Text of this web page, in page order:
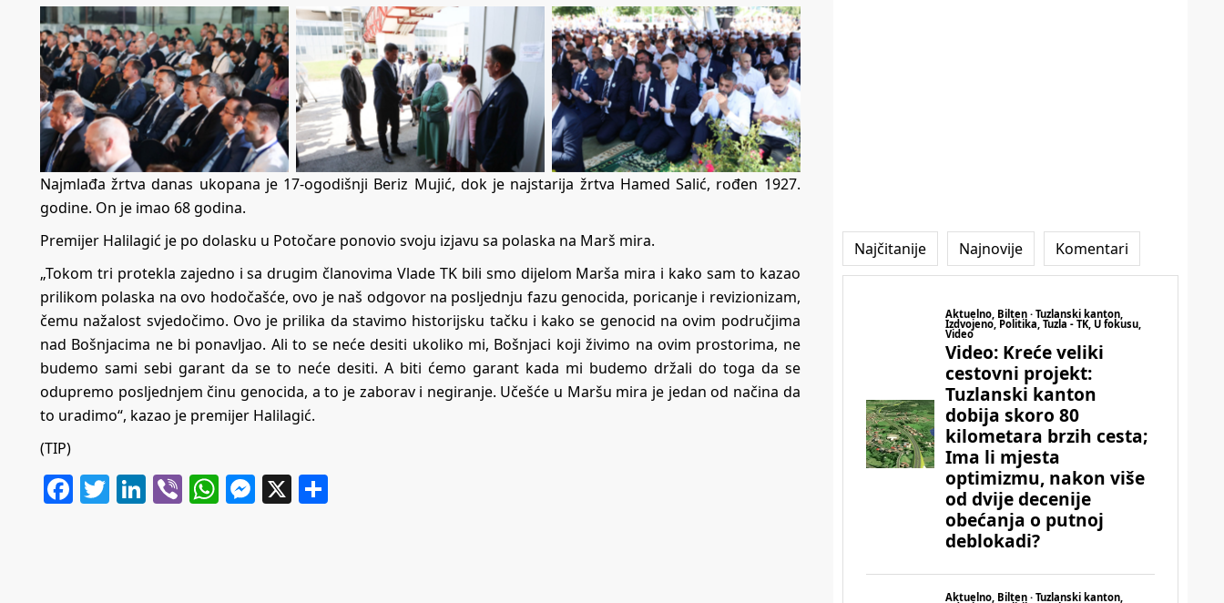
Najmlađa žrtva danas ukopana je 17-ogodišnji Beriz Mujić, dok je najstarija žrtva Hamed Salić, rođen 1927.
godine. On je imao 68 godina.
Premijer Halilagić je po dolasku u Potočare ponovio svoju izjavu sa polaska na Marš mira.
„Tokom tri protekla zajedno i sa drugim članovima Vlade TK bili smo dijelom Marša mira i kako sam to kazao
prilikom polaska na ovo hodočašće, ovo je naš odgovor na posljednju fazu genocida, poricanje i revizionizam,
čemu nažalost svjedočimo. Ovo je prilika da stavimo historijsku tačku i kako se genocid na ovim područjima
nad Bošnjacima ne bi ponavljao. Ali to se neće desiti ukoliko mi, Bošnjaci koji živimo na ovim prostorima, ne
budemo sami sebi garant da se to neće desiti. A biti ćemo garant kada mi budemo držali do toga da se
odupremo posljednjem činu genocida, a to je zaborav i negiranje. Učešće u Maršu mira je jedan od načina da
to uradimo“, kazao je premijer Halilagić.
(TIP)
Facebook
Twitter
LinkedIn
ViberWhatsApp
Messenger
X
Najčitanije Najnovije Komentari